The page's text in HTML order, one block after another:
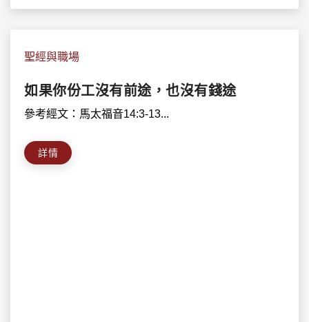
聖經與職場
如果你份工沒有前途，也沒有錢途
參考經文：馬太福音14:3-13...
詳情